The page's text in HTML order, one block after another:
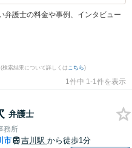
弁護士の料金や事例、インタビュー
(検索結果について詳しくは こちら)
1件中 1-1件を表示
弁護士
務所
市 吉川駅 から徒歩1分